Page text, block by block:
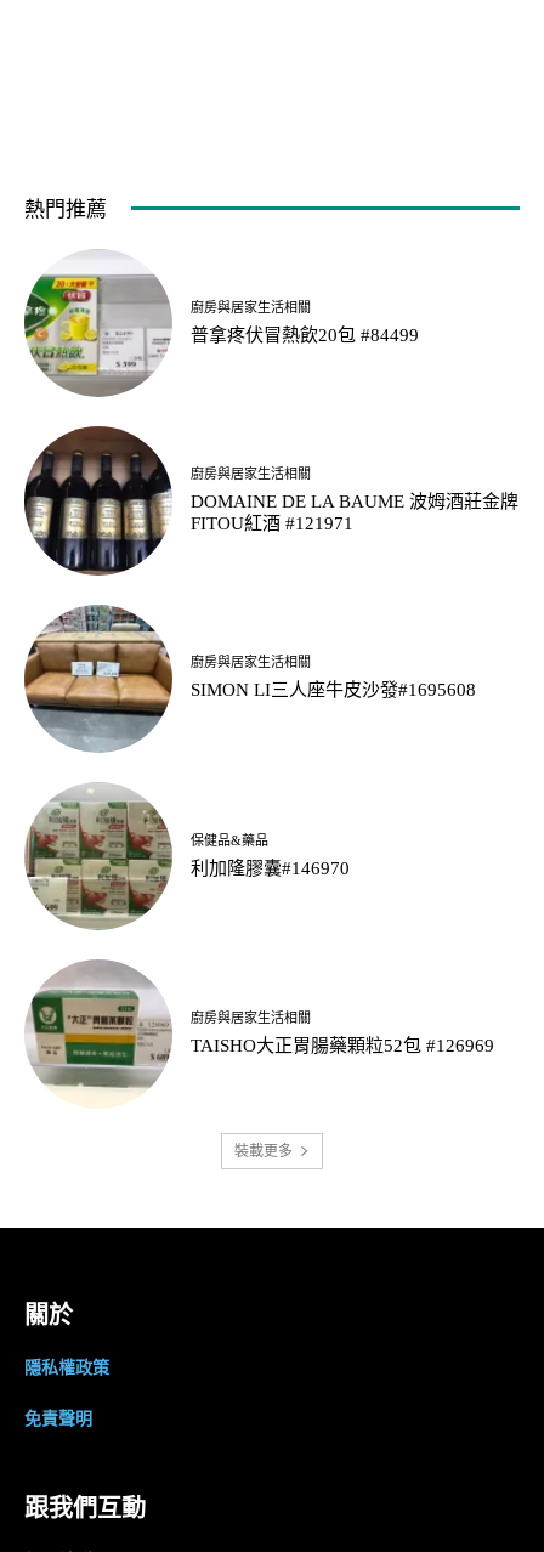
熱門推薦
廚房與居家生活相關
普拿疼伏冒熱飲20包 #84499
廚房與居家生活相關
DOMAINE DE LA BAUME 波姆酒莊金牌
FITOU紅酒 #121971
廚房與居家生活相關
SIMON LI三人座牛皮沙發#1695608
保健品&藥品
利加隆膠囊#146970
廚房與居家生活相關
TAISHO大正胃腸藥顆粒52包 #126969
裝載更多
關於
隱私權政策
免責聲明
跟我們互動